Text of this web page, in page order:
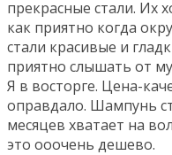
прекрасные стали. Их
как приятно когда
стали красивые и
приятно слышать от
Я в восторге. Цена-
оправдало. Шампунь
месяцев хватает на
это ооочень дешево.